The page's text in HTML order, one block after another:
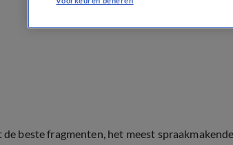
beste fragmenten, het meest